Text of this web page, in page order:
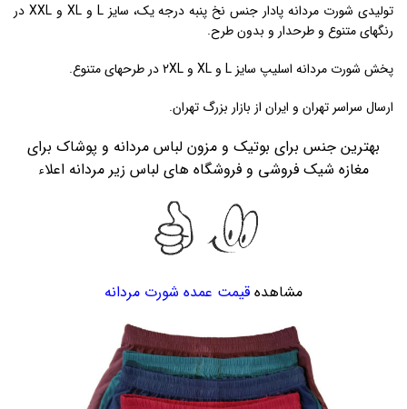
تولیدی شورت مردانه پادار جنس نخ پنبه درجه یک، سایز L و XL و XXL در
رنگهای متنوع و طرحدار و بدون طرح.
پخش شورت مردانه اسلیپ سایز L و XL و 2XL در طرحهای متنوع.
ارسال سراسر تهران و ایران از بازار بزرگ تهران.
بهترین جنس برای بوتیک و مزون لباس مردانه و پوشاک برای
مغازه شیک فروشی و فروشگاه های لباس زیر مردانه اعلاء
مشاهده قیمت عمده شورت مردانه